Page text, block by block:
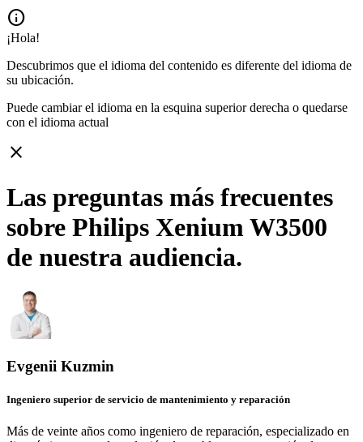
info
¡Hola!
Descubrimos que el idioma del contenido es diferente del idioma de
su ubicación.
Puede cambiar el idioma en la esquina superior derecha o quedarse
con el idioma actual
close
Las preguntas más frecuentes
sobre Philips Xenium W3500
de nuestra audiencia.
Evgenii Kuzmin
Ingeniero superior de servicio de mantenimiento y reparación
Más de veinte años como ingeniero de reparación, especializado en